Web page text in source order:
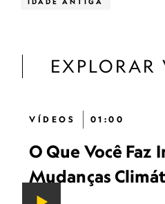
EXPLORAR
VÍDEOS 01:00
O Que Você Faz
Mudanças